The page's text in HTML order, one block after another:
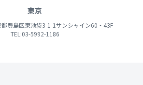
東京
豊島区東池袋3-1-1サンシャイン60・43F
TEL:03-5992-1186